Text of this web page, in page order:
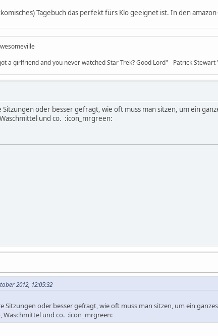
Tagebuch das perfekt fürs Klo geeignet ist. In den
a girlfriend and you never watched Star Trek? Good Lord" - Patrick Stewart
oder besser gefragt, wie oft muss man sitzen, um ein
und co. :icon_mrgreen:
2012, 12:05:32
Sitzungen oder besser gefragt, wie oft muss man sitzen, um ein
Waschmittel und co. :icon_mrgreen: